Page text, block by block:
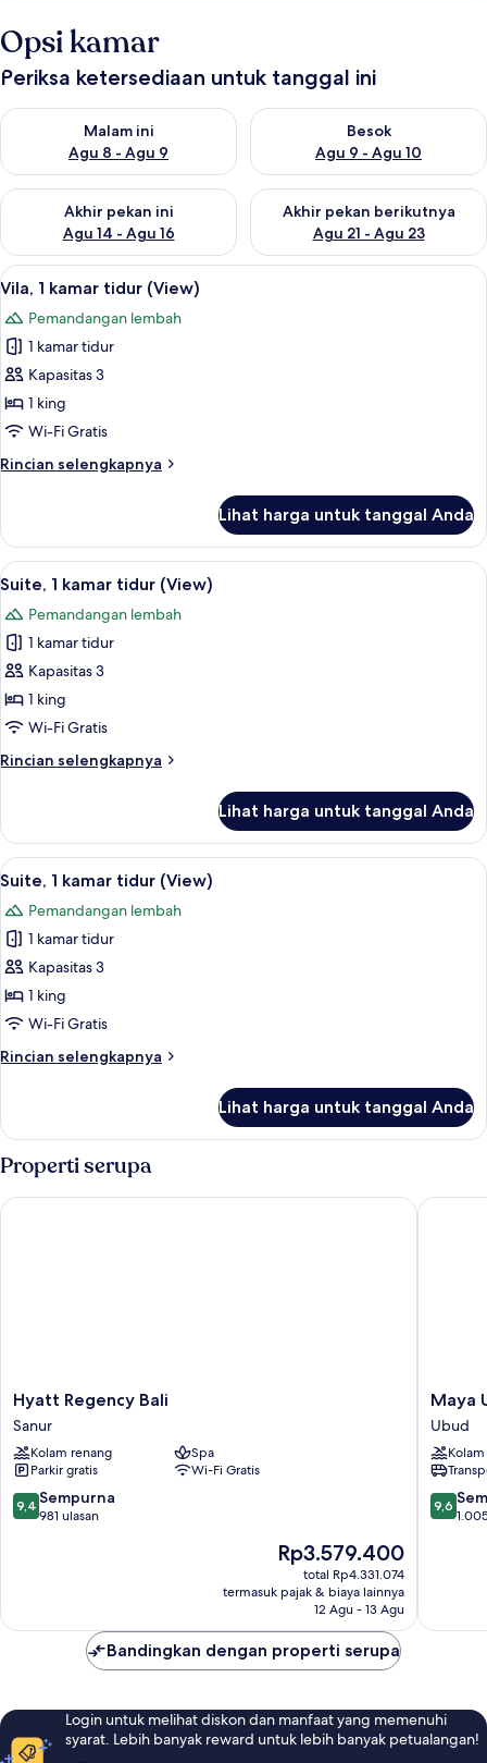
Opsi kamar
Periksa ketersediaan untuk tanggal ini
Malam ini
Agu 8 - Agu 9
Periksa ketersediaan untuk malam ini Agu 8 - Agu 9
Besok
Agu 9 - Agu 10
Periksa ketersediaan untuk
Akhir pekan ini
Agu 14 - Agu 16
Periksa ketersediaan untuk akhir pekan ini Agu 14 - Agu 16
Akhir pekan berikutnya
Agu 21 - Agu 23
Periksa ketersediaan untuk
Lihat
semua
foto
untuk
Vila,
1
kamar
(View)
Seprai premium, isi minibar gratis,
6
Vila, 1 kamar tidur (View)
Pemandangan lembah
1 kamar tidur
Kapasitas 3
1 king
Wi-Fi Gratis
Rincian selengkapnya
Rincian
Vila,
kamar
(View)
Lihat harga untuk tanggal Anda
Lihat
semua
foto
untuk
Suite,
1
kamar
(View)
Seprai premium, isi minibar gratis,
5
Suite, 1 kamar tidur (View)
Pemandangan lembah
1 kamar tidur
Kapasitas 3
1 king
Wi-Fi Gratis
Rincian selengkapnya
Rincian
Suite,
kamar
(View)
Lihat harga untuk tanggal Anda
Lihat
semua
foto
untuk
Suite,
1
kamar
(View)
5
Suite, 1 kamar tidur (View)
Pemandangan lembah
1 kamar tidur
Kapasitas 3
1 king
Wi-Fi Gratis
Rincian selengkapnya
Rincian
Suite,
kamar
(View)
Lihat harga untuk tanggal Anda
Properti serupa
Hyatt
Regency
Bali
Sanur
Hyatt Regency Bali
Sanur
Kolam renang
Spa
Parkir gratis
Wi-Fi Gratis
9.4
dari
9,4 Sempurna
981 ulasan
Harga
sekarang
Rp3.579.400
Rp3.579.400
total Rp4.331.074
termasuk pajak & biaya lainnya
12 Agu - 13 Agu
Hyatt Regency Bali
Maya
Ubud
Resort
and
Spa
Ubud
Maya
Ubud
9.6
dari
9,6
Maya
Bandingkan dengan properti serupa
Login untuk melihat diskon dan manfaat yang memenuhi
syarat. Lebih banyak reward untuk lebih banyak petualangan!